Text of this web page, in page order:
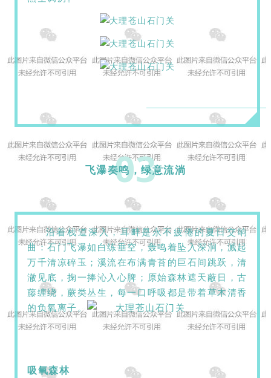
03
飞瀑奏鸣，绿意流淌
沿着栈道深入，耳畔是永不疲倦的夏日交响
曲：石门飞瀑如白练垂空，轰鸣着坠入深涧，溅起
万千清凉碎玉；溪流在布满青苔的巨石间跳跃，清
澈见底，掬一捧沁入心脾；原始森林遮天蔽日，古
藤缠绕，蕨类丛生，每一口呼吸都是带着草木清香
的负氧离子。
吸氧森林